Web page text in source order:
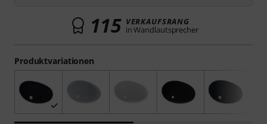
Produktvariationen
115 VERKAUFSRANG
in Wandlautsprecher